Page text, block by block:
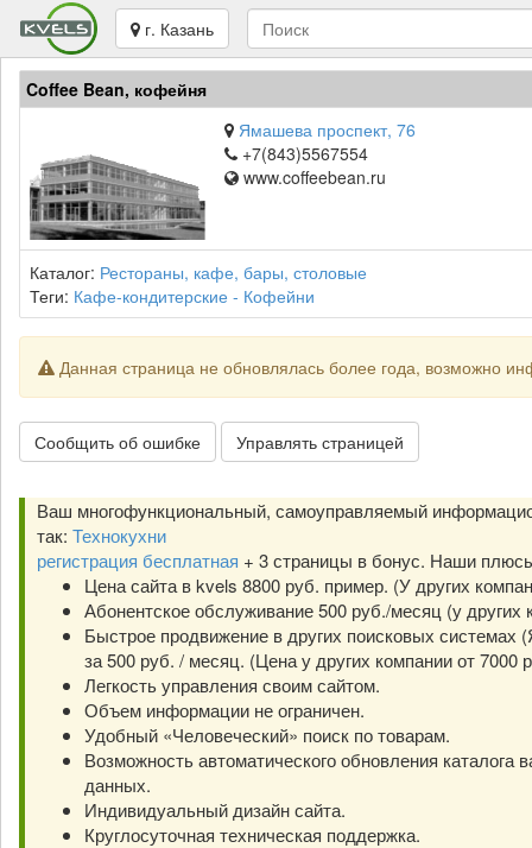
г. Казань
Coffee Bean, кофейня
Ямашева проспект, 76
+7(843)5567554
www.coffeebean.ru
Каталог: Рестораны, кафе, бары, столовые
Теги: Кафе-кондитерские - Кофейни
Данная страница не обновлялась более года, возможно
Сообщить об ошибке Управлять страницей
Ваш многофункциональный, самоуправляемый
так: Технокухни
регистрация бесплатная + 3 страницы в бонус. Наши
Цена сайта в kvels 8800 руб. пример. (У других
Абонентское обслуживание 500 руб./месяц (у других
Быстрое продвижение в других поисковых системах
за 500 руб. / месяц. (Цена у других компании от 7000
Легкость управления своим сайтом.
Объем информации не ограничен.
Удобный «Человеческий» поиск по товарам.
Возможность автоматического обновления каталога
данных.
Индивидуальный дизайн сайта.
Круглосуточная техническая поддержка.